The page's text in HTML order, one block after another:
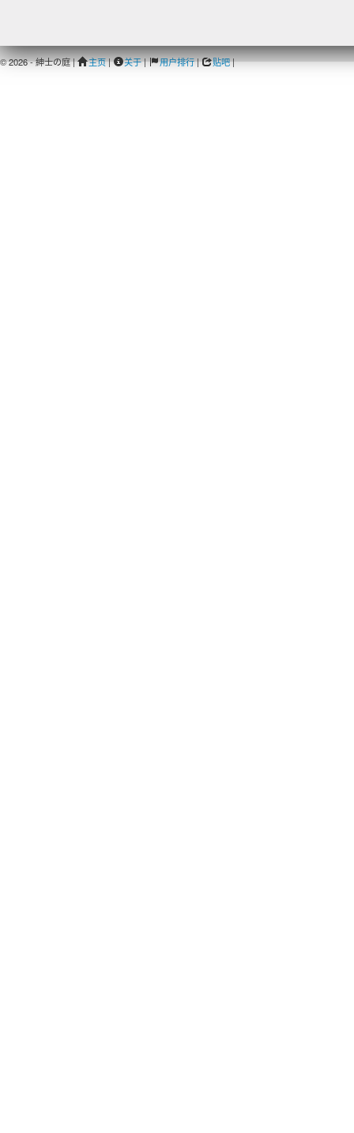
© 2026 - 紳士の庭 | 主页| 关于| 用户排行| 贴吧|